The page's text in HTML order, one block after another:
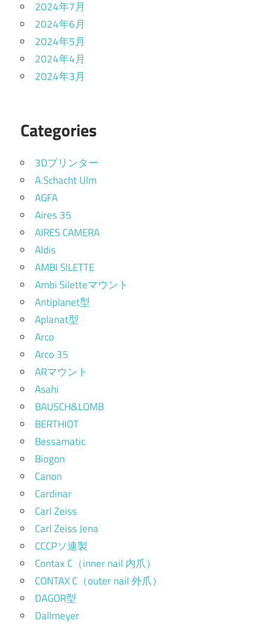
2024年7月
2024年6月
2024年5月
2024年4月
2024年3月
Categories
3Dプリンター
A.Schacht Ulm
AGFA
Aires 35
AIRES CAMERA
Aldis
AMBI SILETTE
Ambi Siletteマウント
Antiplanet型
Aplanat型
Arco
Arco 35
ARマウント
Asahi
BAUSCH&LOMB
BERTHIOT
Bessamatic
Biogon
Canon
Cardinar
Carl Zeiss
Carl Zeiss Jena
CCCPソ連製
Contax C（inner nail 内爪）
CONTAX C（outer nail 外爪）
DAGOR型
Dallmeyer